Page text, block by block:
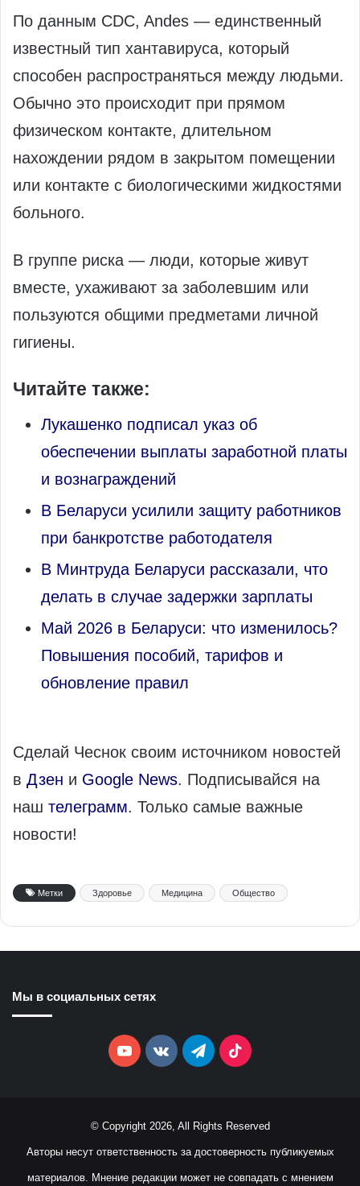
По данным CDC, Andes — единственный
известный тип хантавируса, который
способен распространяться между людьми.
Обычно это происходит при прямом
физическом контакте, длительном
нахождении рядом в закрытом помещении
или контакте с биологическими жидкостями
больного.
В группе риска — люди, которые живут
вместе, ухаживают за заболевшим или
пользуются общими предметами личной
гигиены.
Читайте также:
Лукашенко подписал указ об
обеспечении выплаты заработной платы
и вознаграждений
В Беларуси усилили защиту работников
при банкротстве работодателя
В Минтруда Беларуси рассказали, что
делать в случае задержки зарплаты
Май 2026 в Беларуси: что изменилось?
Повышения пособий, тарифов и
обновление правил
Сделай Чеснок своим источником новостей
в Дзен и Google News. Подписывайся на
наш телеграмм. Только самые важные
новости!
Метки Здоровье Медицина Общество
Мы в социальных сетях
YouTubevk.comTelegramTikTok
© Copyright 2026, All Rights Reserved
Авторы несут ответственность за достоверность публикуемых
материалов. Мнение редакции может не совпадать с мнением